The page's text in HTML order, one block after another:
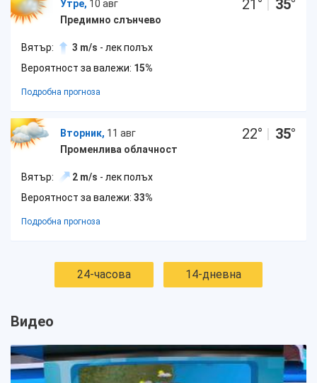
Утре, 10 авг
Предимно слънчево
21 ° | 35°
Вятър: 3 m/s - лек полъх
Вероятност за валежи: 15%
Подробна прогноза
Вторник, 11 авг
Променлива облачност
22° | 35°
Вятър: 2 m/s - лек полъх
Вероятност за валежи: 33%
Подробна прогноза
24-часова 14-дневна
Видео